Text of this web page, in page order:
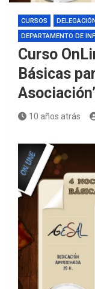
CURSOS
DEPARTAMENTO DE
Curso
Básicas
10 años atrás